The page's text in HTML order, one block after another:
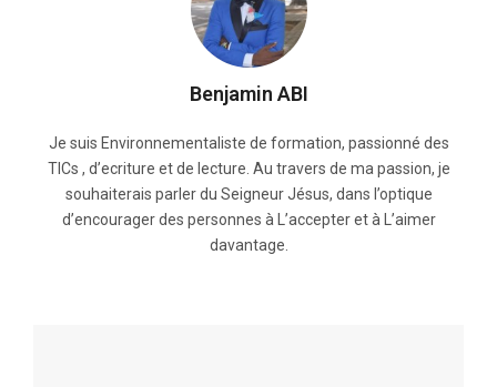
Benjamin ABI
Je suis Environnementaliste de formation, passionné des
TICs , d’ecriture et de lecture. Au travers de ma passion, je
souhaiterais parler du Seigneur Jésus, dans l’optique
d’encourager des personnes à L’accepter et à L’aimer
davantage.